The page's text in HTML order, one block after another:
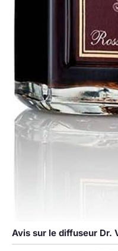
Avis sur le diffuseur Dr.